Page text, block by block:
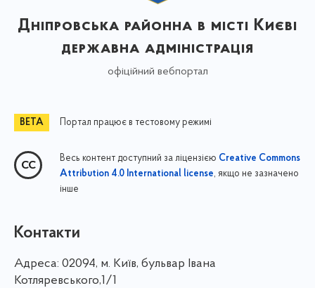
Дніпровська районна в місті Києві
державна адміністрація
офіційний вебпортал
Портал працює в тестовому режимі
Весь контент доступний за ліцензією Creative Commons
Attribution 4.0 International license, якщо не зазначено
інше
Контакти
Адреса: 02094, м. Київ, бульвар Івана
Котляревського,1/1